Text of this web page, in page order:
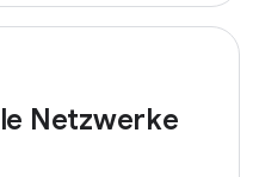
Netzwerke